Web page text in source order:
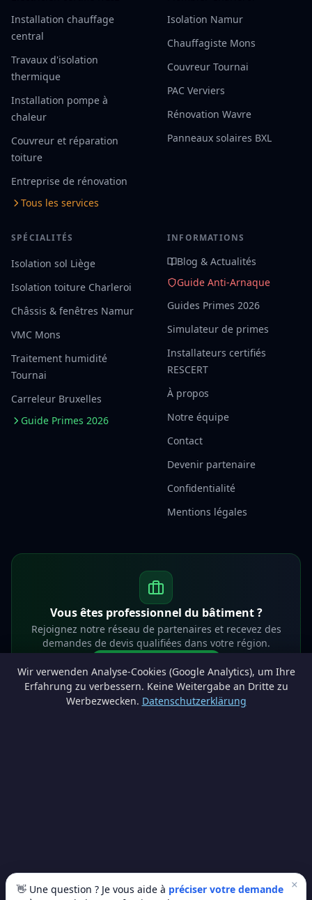
Wir verwenden Analyse-Cookies (Google Analytics), um Ihre
Erfahrung zu verbessern. Keine Weitergabe an Dritte zu
Werbezwecken. Datenschutzerklärung
Installation chauffage
central
Travaux d'isolation
thermique
Installation pompe à
chaleur
Couvreur et réparation
toiture
Entreprise de rénovation
Tous les services
Isolation Namur
Chauffagiste Mons
Couvreur Tournai
PAC Verviers
Rénovation Wavre
Panneaux solaires BXL
SPÉCIALITÉS
Isolation sol Liège
Isolation toiture Charleroi
Châssis & fenêtres Namur
VMC Mons
Traitement humidité
Tournai
Carreleur Bruxelles
Guide Primes 2026
INFORMATIONS
Blog & Actualités
Guide Anti-Arnaque
Guides Primes 2026
Simulateur de primes
Installateurs certifiés
RESCERT
À propos
Notre équipe
Contact
Devenir partenaire
Confidentialité
Mentions légales
Vous êtes professionnel du bâtiment ?
Rejoignez notre réseau de partenaires et recevez des
demandes de devis qualifiées dans votre région.
info@lesprosdemaville.be
conseil personnalisé.
×
👋 Une question ? Je vous aide à préciser votre demande